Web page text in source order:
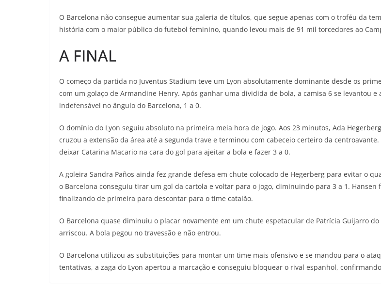
O Barcelona não consegue aumentar sua galeria de títulos, que segue apenas com o troféu da
história com o maior público do futebol feminino, quando levou mais de 91 mil torcedores ao
A FINAL
O começo da partida no Juventus Stadium teve um Lyon absolutamente dominante desde os
com um golaço de Armandine Henry. Após ganhar uma dividida de bola, a camisa 6 se levantou
indefensável no ângulo do Barcelona, 1 a 0.
O domínio do Lyon seguiu absoluto na primeira meia hora de jogo. Aos 23 minutos, Ada
cruzou a extensão da área até a segunda trave e terminou com cabeceio certeiro da
deixar Catarina Macario na cara do gol para ajeitar a bola e fazer 3 a 0.
A goleira Sandra Paños ainda fez grande defesa em chute colocado de Hegerberg para evitar o
o Barcelona conseguiu tirar um gol da cartola e voltar para o jogo, diminuindo para 3 a 1.
finalizando de primeira para descontar para o time catalão.
O Barcelona quase diminuiu o placar novamente em um chute espetacular de Patrícia Guijarro
arriscou. A bola pegou no travessão e não entrou.
O Barcelona utilizou as substituições para montar um time mais ofensivo e se mandou para o
tentativas, a zaga do Lyon apertou a marcação e conseguiu bloquear o rival espanhol,